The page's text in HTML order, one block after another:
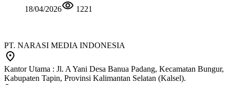
18/04/2026
1221
PT. NARASI MEDIA INDONESIA
Kantor Utama : Jl. A Yani Desa Banua Padang, Kecamatan Bungur,
Kabupaten Tapin, Provinsi Kalimantan Selatan (Kalsel).